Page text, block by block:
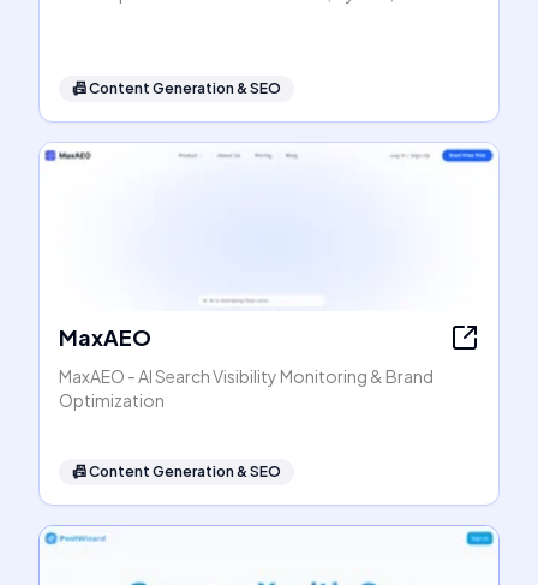
📠Content Generation & SEO
MaxAEO
MaxAEO - AI Search Visibility Monitoring & Brand
Optimization
📠Content Generation & SEO